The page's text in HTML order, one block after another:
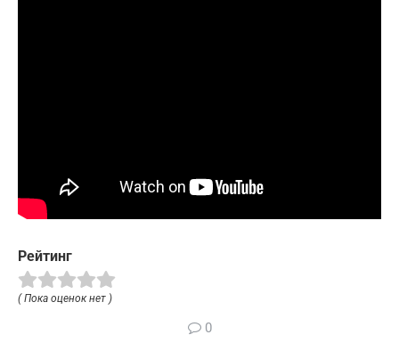
Рейтинг
( Пока оценок нет )
0